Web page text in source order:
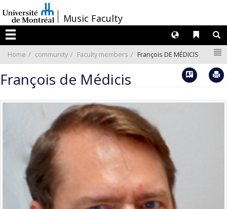
au
contenu
/Music Faculty
Menu
Liens
Langues
Home community Faculty members François DE MÉDICIS
François de Médicis Vcard